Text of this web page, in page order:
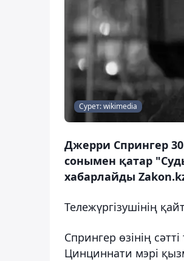
Сурет: wikimedia
Джерри Спрингер
сонымен қатар
хабарлайды
Тележүргізушінің
Спрингер өзінің
Цинциннати мэрі